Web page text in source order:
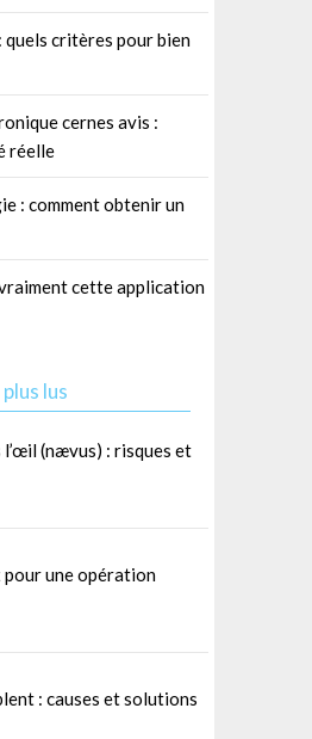
critères pour bien
cernes avis :
réelle
: comment obtenir un
cette application
lus
l’œil (nævus) : risques et
pour une opération
: causes et solutions